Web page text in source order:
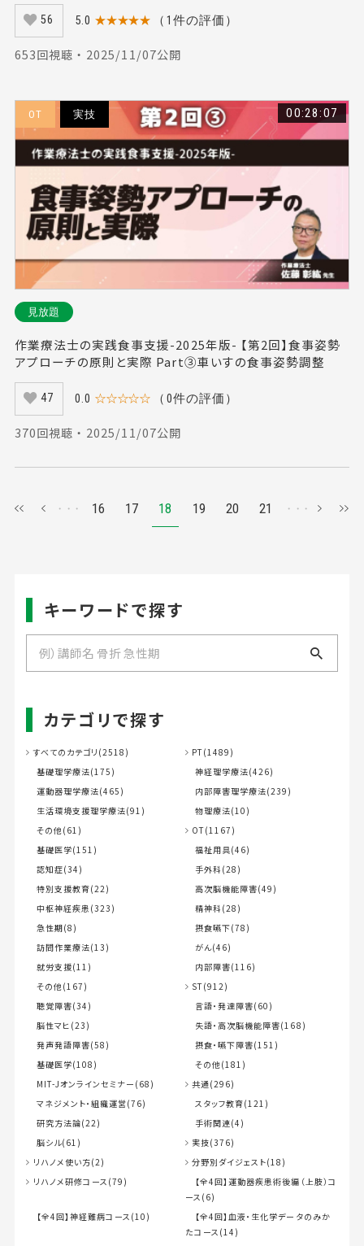
56 5.0 ★★★★★ （1件の評価）
653回視聴 ・ 2025/11/07公開
OT 実技 00:28:07
見放題
作業療法士の実践食事支援-2025年版- 【第2回】食事姿勢
アプローチの原則と実際 Part③車いすの食事姿勢調整
47 0.0 ☆☆☆☆☆ （0件の評価）
370回視聴 ・ 2025/11/07公開
16 17 18 19 20 21
キーワードで探す
カテゴリで探す
すべてのカテゴリ(2518)
PT(1489)
基礎理学療法(175)
神経理学療法(426)
運動器理学療法(465)
内部障害理学療法(239)
生活環境支援理学療法(91)
物理療法(10)
その他(61)
OT(1167)
基礎医学(151)
福祉用具(46)
認知症(34)
手外科(28)
特別支援教育(22)
高次脳機能障害(49)
中枢神経疾患(323)
精神科(28)
急性期(8)
摂食嚥下(78)
訪問作業療法(13)
がん(46)
就労支援(11)
内部障害(116)
その他(167)
ST(912)
聴覚障害(34)
言語・発達障害(60)
脳性マヒ(23)
失語・高次脳機能障害(168)
発声発語障害(58)
摂食・嚥下障害(151)
基礎医学(108)
その他(181)
MIT-Jオンラインセミナー(68)
共通(296)
マネジメント・組織運営(76)
スタッフ教育(121)
研究方法論(22)
手術関連(4)
脳シル(61)
実技(376)
リハノメ使い方(2)
分野別ダイジェスト(18)
リハノメ研修コース(79)
【全4回】運動器疾患術後編（上肢）コ
ース(6)
【全4回】神経難病コース(10)
【全4回】血液・生化学データのみか
たコース(14)